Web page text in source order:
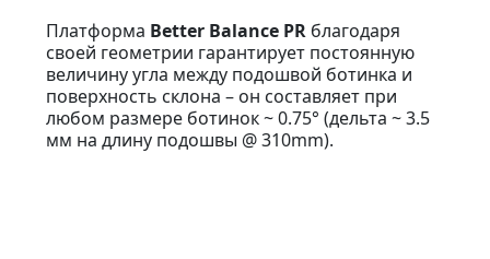
Платформа Better Balance PR благодаря
своей геометрии гарантирует постоянную
величину угла между подошвой ботинка и
поверхность склона – он составляет при
любом размере ботинок ~ 0.75° (дельта ~ 3.5
мм на длину подошвы @ 310mm).